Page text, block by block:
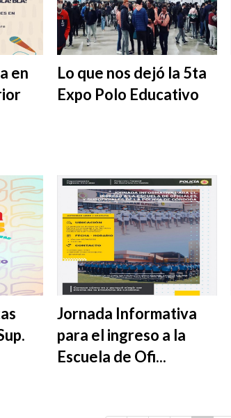
en
Lo que nos dejó la 5ta
Expo Polo Educativo
Jornada Informativa
para el ingreso a la
Escuela de Ofi...